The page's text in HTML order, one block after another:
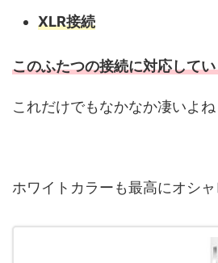
XLR接続
このふたつの接続に対応して
これだけでもなかなか凄いよね
ホワイトカラーも最高にオシ